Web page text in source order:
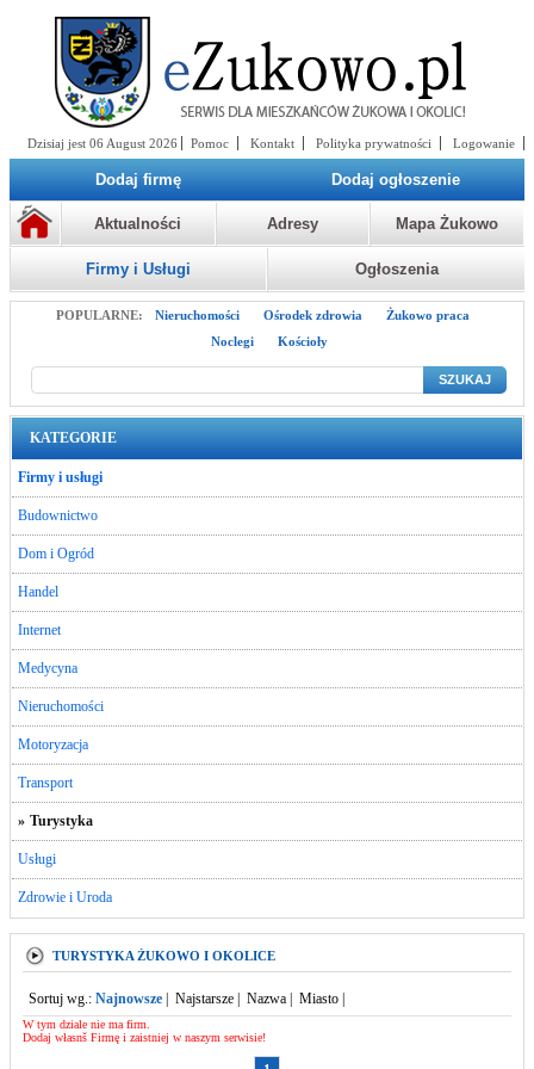
Dzisiaj jest 06 August 2026 Pomoc Kontakt Polityka prywatności Logowanie
Dodaj firmę Dodaj ogłoszenie
Aktualności Adresy Mapa Żukowo
Firmy i Usługi Ogłoszenia
POPULARNE: Nieruchomości Ośrodek zdrowia
Żukowo praca
Noclegi
Kościoły
SZUKAJ
KATEGORIE
Firmy i usługi
Budownictwo
Dom i Ogród
Handel
Internet
Medycyna
Nieruchomości
Motoryzacja
Transport
» Turystyka
Usługi
Zdrowie i Uroda
TURYSTYKA ŻUKOWO I OKOLICE
Sortuj wg.: Najnowsze Najstarsze Nazwa Miasto
W tym dziale nie ma firm.
Dodaj własnš Firmę i zaistniej w naszym serwisie!